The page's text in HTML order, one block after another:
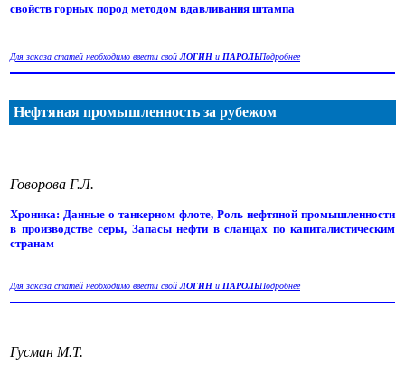
свойств горных пород методом вдавливания штампа
Для заказа статей необходимо ввести свойЛОГИН и ПАРОЛЬПодробнее
Нефтяная промышленность за рубежом
Говорова Г.Л.
Хроника: Данные о танкерном флоте, Роль нефтяной промышленности
в производстве серы, Запасы нефти в сланцах по капиталистическим
странам
Для заказа статей необходимо ввести свойЛОГИН и ПАРОЛЬПодробнее
Гусман М.Т.